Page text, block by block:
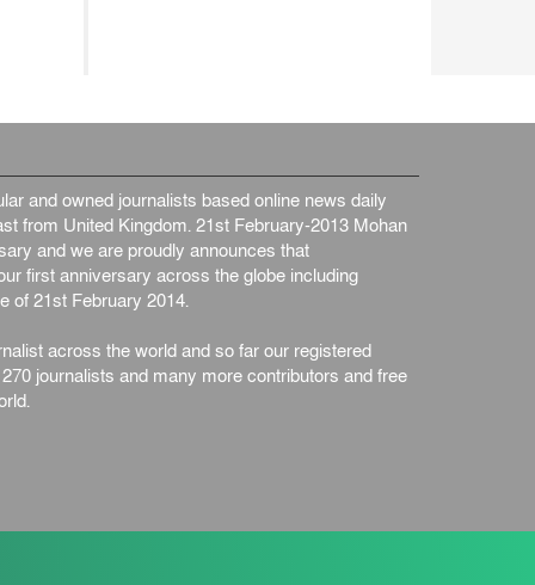
and owned journalists based online news daily
from United Kingdom. 21st February-2013 Mohan
and we are proudly announces that
first anniversary across the globe including
of 21st February 2014.
across the world and so far our registered
journalists and many more contributors and free